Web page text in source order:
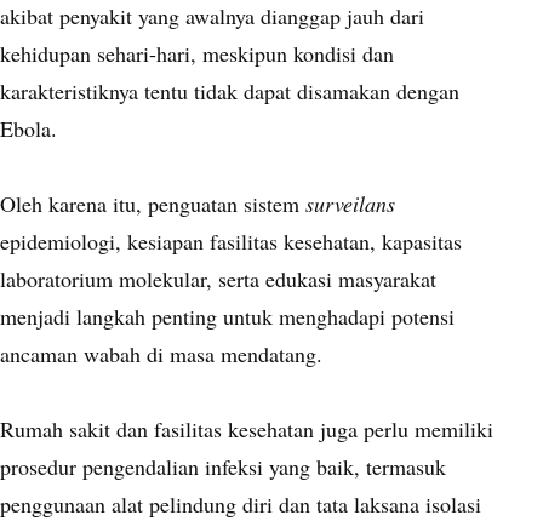
akibat penyakit yang awalnya dianggap jauh dari
kehidupan sehari-hari, meskipun kondisi dan
karakteristiknya tentu tidak dapat disamakan dengan
Ebola.
Oleh karena itu, penguatan sistem surveilans
epidemiologi, kesiapan fasilitas kesehatan, kapasitas
laboratorium molekular, serta edukasi masyarakat
menjadi langkah penting untuk menghadapi potensi
ancaman wabah di masa mendatang.
Rumah sakit dan fasilitas kesehatan juga perlu memiliki
prosedur pengendalian infeksi yang baik, termasuk
penggunaan alat pelindung diri dan tata laksana isolasi